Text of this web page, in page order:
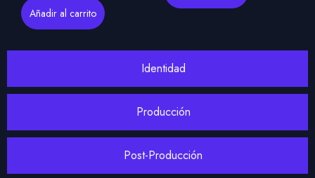
Identidad
Producción
Post-Producción
Añadir al carrito